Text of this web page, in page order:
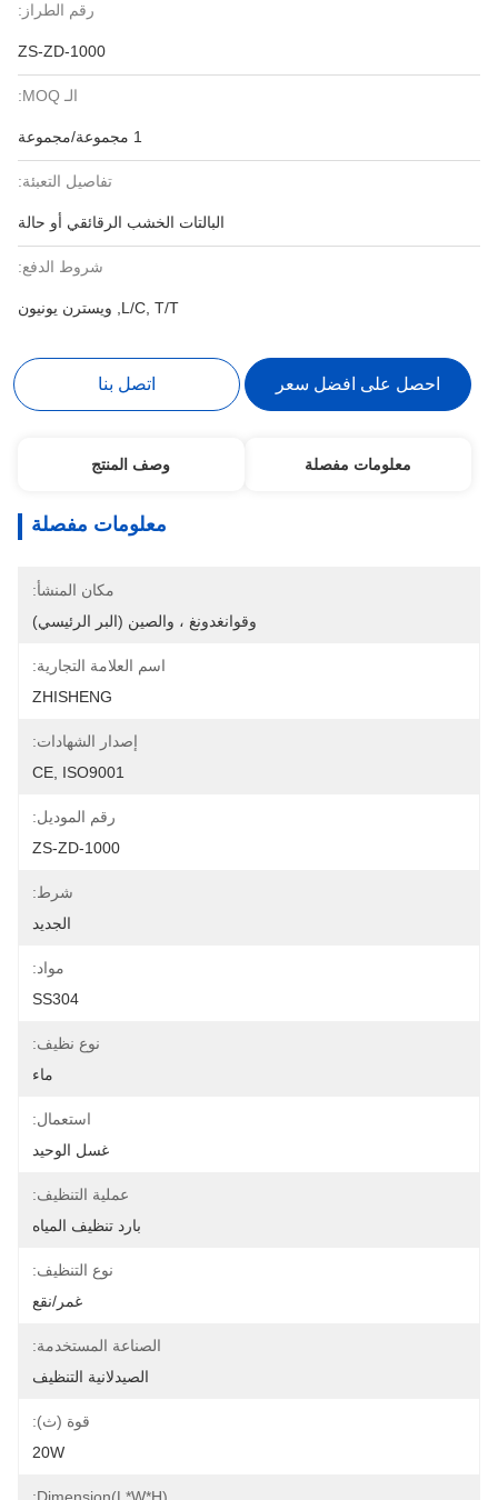
رقم الطراز:
ZS-ZD-1000
الـ MOQ:
1 مجموعة/مجموعة
تفاصيل التعبئة:
البالتات الخشب الرقائقي أو حالة
شروط الدفع:
L/C, T/T, ويسترن يونيون
احصل على افضل سعر اتصل بنا
معلومات مفصلة وصف المنتج
معلومات مفصلة
مكان المنشأ:
وقوانغدونغ ، والصين (البر الرئيسي)
اسم العلامة التجارية:
ZHISHENG
إصدار الشهادات:
CE, ISO9001
رقم الموديل:
ZS-ZD-1000
شرط:
الجديد
مواد:
SS304
نوع نظيف:
ماء
استعمال:
غسل الوحيد
عملية التنظيف:
بارد تنظيف المياه
نوع التنظيف:
غمر/نقع
الصناعة المستخدمة:
الصيدلانية التنظيف
قوة (ث):
20W